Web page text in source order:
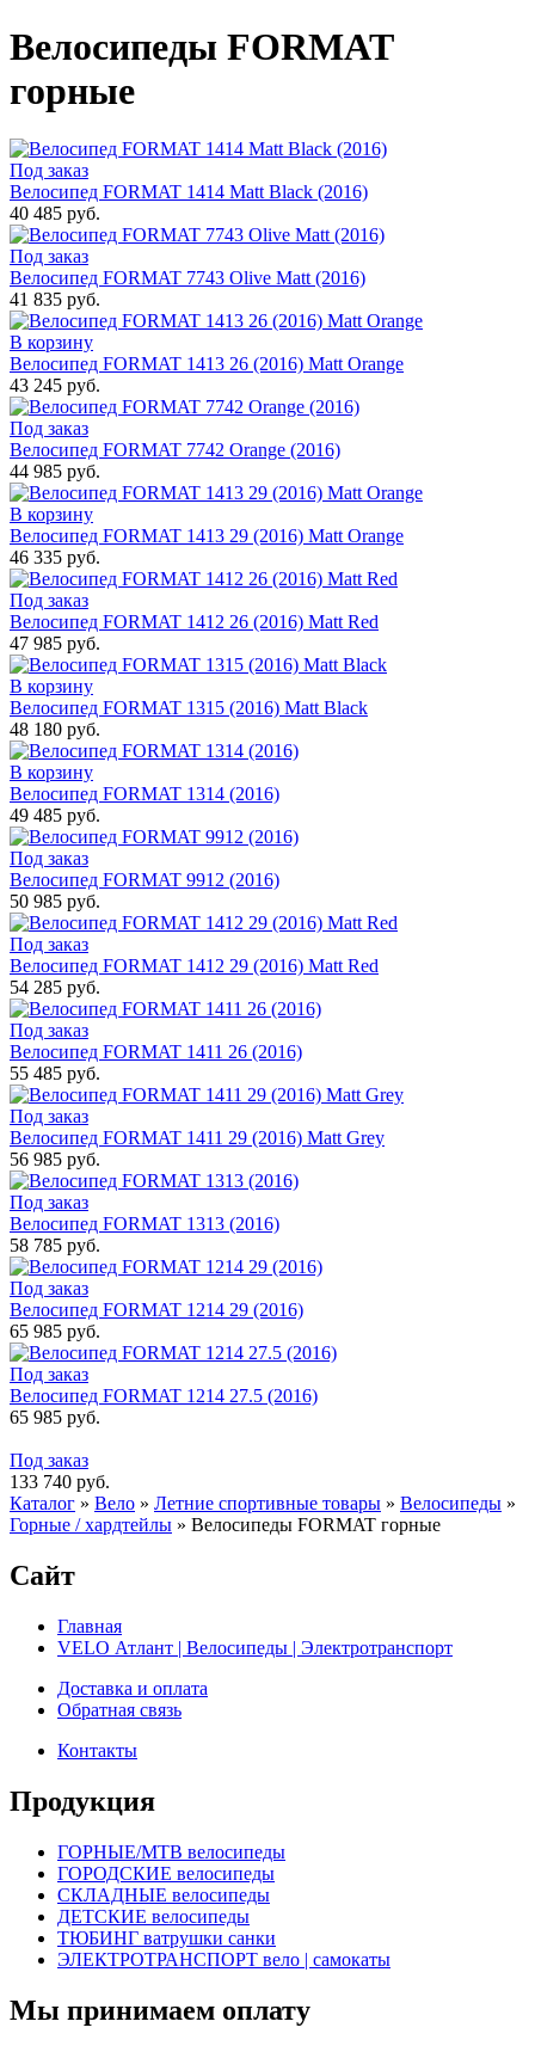
Велосипеды FORMAT
горные
Под заказ
Велосипед FORMAT 1414 Matt Black (2016)
40 485 руб.
Под заказ
Велосипед FORMAT 7743 Olive Matt (2016)
41 835 руб.
В корзину
Велосипед FORMAT 1413 26 (2016) Matt Orange
43 245 руб.
Под заказ
Велосипед FORMAT 7742 Orange (2016)
44 985 руб.
В корзину
Велосипед FORMAT 1413 29 (2016) Matt Orange
46 335 руб.
Под заказ
Велосипед FORMAT 1412 26 (2016) Matt Red
47 985 руб.
В корзину
Велосипед FORMAT 1315 (2016) Matt Black
48 180 руб.
В корзину
Велосипед FORMAT 1314 (2016)
49 485 руб.
Под заказ
Велосипед FORMAT 9912 (2016)
50 985 руб.
Под заказ
Велосипед FORMAT 1412 29 (2016) Matt Red
54 285 руб.
Под заказ
Велосипед FORMAT 1411 26 (2016)
55 485 руб.
Под заказ
Велосипед FORMAT 1411 29 (2016) Matt Grey
56 985 руб.
Под заказ
Велосипед FORMAT 1313 (2016)
58 785 руб.
Под заказ
Велосипед FORMAT 1214 29 (2016)
65 985 руб.
Под заказ
Велосипед FORMAT 1214 27.5 (2016)
65 985 руб.
Под заказ
133 740 руб.
Каталог » Вело » Летние спортивные товары » Велосипеды »
Горные / хардтейлы » Велосипеды FORMAT горные
Сайт
Главная
VELO Атлант | Велосипеды | Электротранспорт
Доставка и оплата
Обратная связь
Контакты
Продукция
ГОРНЫЕ/MTB велосипеды
ГОРОДСКИЕ велосипеды
СКЛАДНЫЕ велосипеды
ДЕТСКИЕ велосипеды
ТЮБИНГ ватрушки санки
ЭЛЕКТРОТРАНСПОРТ вело | самокаты
Мы принимаем оплату